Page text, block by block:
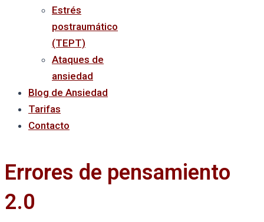
Estrés
postraumático
(TEPT)
Ataques de
ansiedad
Blog de Ansiedad
Tarifas
Contacto
Errores de pensamiento
2.0